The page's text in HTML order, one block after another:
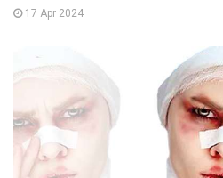
17 Apr 2024